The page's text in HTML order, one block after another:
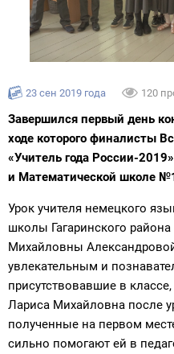
23 сен 2019 года 120
Завершился первый день
ходе которого финалисты
«Учитель года России-
и Математической школе
Урок учителя немецкого
школы Гагаринского
Михайловны
увлекательным и
присутствовавшие в
Лариса Михайловна после
полученные на первом
сильно помогают ей в